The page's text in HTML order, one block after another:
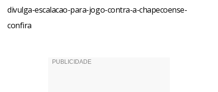
divulga-escalacao-para-jogo-contra-a-chapecoense-
confira